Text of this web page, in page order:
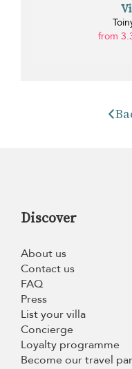
from
Discover
About us
Contact us
FAQ
Press
List your villa
Concierge
Loyalty programme
Become our travel